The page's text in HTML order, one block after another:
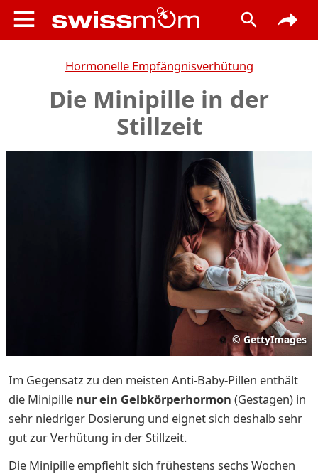
Hormonelle Empfängnisverhütung
Die Minipille in der
Stillzeit
© GettyImages
Im Gegensatz zu den meisten Anti-Baby-Pillen enthält
die Minipille nur ein Gelbkörperhormon (Gestagen) in
sehr niedriger Dosierung und eignet sich deshalb sehr
gut zur Verhütung in der Stillzeit.
Die Minipille empfiehlt sich frühestens sechs Wochen